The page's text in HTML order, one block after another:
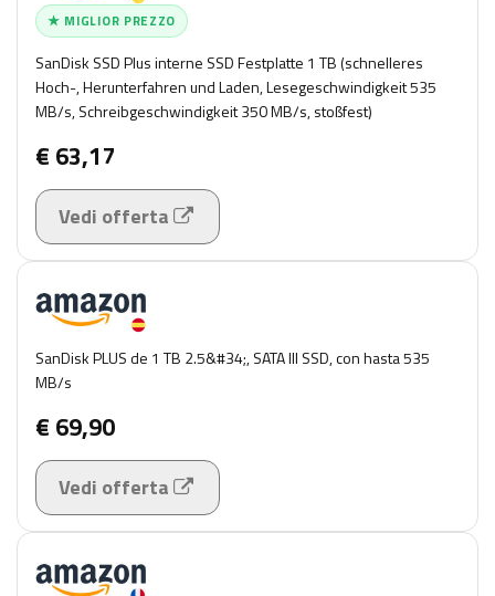
★ MIGLIOR PREZZO
SanDisk SSD Plus interne SSD Festplatte 1 TB (schnelleres
Hoch-, Herunterfahren und Laden, Lesegeschwindigkeit 535
MB/s, Schreibgeschwindigkeit 350 MB/s, stoßfest)
€ 63,17
Vedi offerta
SanDisk PLUS de 1 TB 2.5&#34;, SATA III SSD, con hasta 535
MB/s
€ 69,90
Vedi offerta